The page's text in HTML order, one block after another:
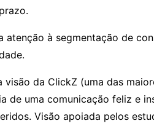
atenção à segmentação de
visão da ClickZ (uma das
de uma comunicação feliz e
Visão apoiada pelos